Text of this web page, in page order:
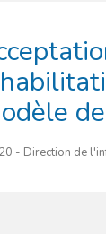
- Direction de